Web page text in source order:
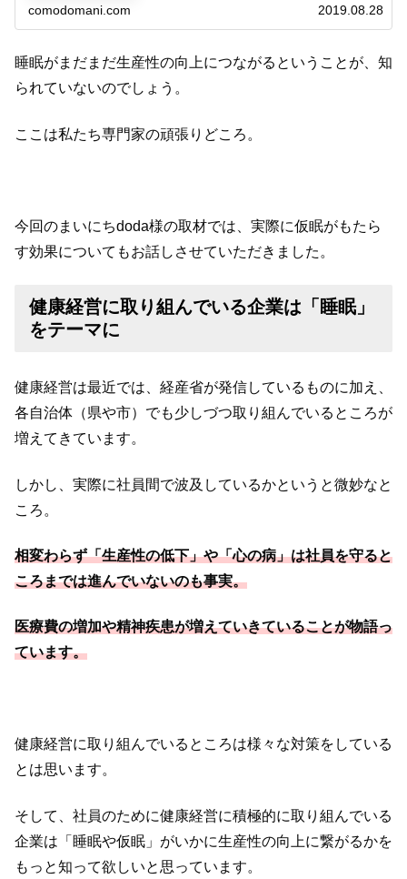
comodomani.com 2019.08.28
睡眠がまだまだ生産性の向上につながるということが、知
られていないのでしょう。
ここは私たち専門家の頑張りどころ。
今回のまいにちdoda様の取材では、実際に仮眠がもたら
す効果についてもお話しさせていただきました。
健康経営に取り組んでいる企業は「睡眠」
をテーマに
健康経営は最近では、経産省が発信しているものに加え、
各自治体（県や市）でも少しづつ取り組んでいるところが
増えてきています。
しかし、実際に社員間で波及しているかというと微妙なと
ころ。
相変わらず「生産性の低下」や「心の病」は社員を守ると
ころまでは進んでいないのも事実。
医療費の増加や精神疾患が増えていきていることが物語っ
ています。
健康経営に取り組んでいるところは様々な対策をしている
とは思います。
そして、社員のために健康経営に積極的に取り組んでいる
企業は「睡眠や仮眠」がいかに生産性の向上に繋がるかを
もっと知って欲しいと思っています。